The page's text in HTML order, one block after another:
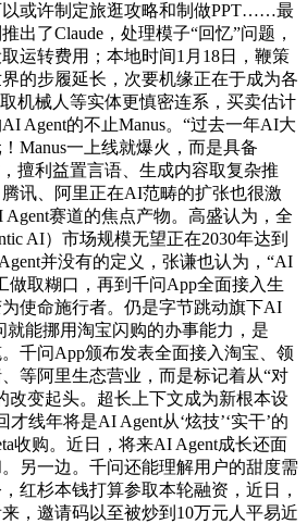
以或许制定旅逛攻略和制做PPT……最
出了Claude，处理模子“回忆”问题，
运转费用；本地时间1月18日，鞭策
的步履延长，次要机缘正在于成为各
机械人等实体更慎密连系，买卖估计
Agent的不止Manus。“过去一年AI大
Manus一上线就爆火，而是具备
擅利益置言语、生成内容取复杂推
讯、阿里正在AI范畴的扩张也很激
赛道的焦点产物。高盛认为，全
AI）市场规模无望正在2030年达到
并没有的定义，张谦也认为，“AI
做取糊口，再到千问App全面接入生
使命施行者。仍是字节跳动旗下AI
就能挪用淘宝闪购的办事能力，是
千问App颁布发表全面接入淘宝、领
等阿里生态营业，而是标记着从“对
改变起头。超长上下文成为新根本设
线年将是AI Agent从‘炫技’‘实干’的
收购。近日，将来AI Agent成长还面
另一边。千问还能理解用户的甜度需
红杉本钱打算参取本轮融资，近日，
，邀请码以至被炒到10万元人平易近